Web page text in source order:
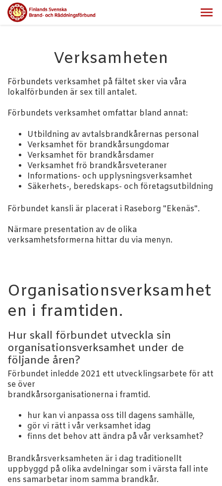
Verksamheten
Förbundets verksamhet på fältet sker via våra
lokalförbunden är sex till antalet.
Förbundets verksamhet omfattar bland annat:
Utbildning av avtalsbrandkårernas personal
Verksamhet för brandkårsungdomar
Verksamhet för brandkårsdamer
Verksamhet frö brandkårsveteraner
Informations- och upplysningsverksamhet
Säkerhets-, beredskaps- och företagsutbildning
Förbundet kansli är placerat i Raseborg "Ekenäs".
Närmare presentation av de olika
verksamhetsformerna hittar du via menyn.
Organisationsverksamhet
en i framtiden.
Hur skall förbundet utveckla sin
organisationsverksamhet under de
följande åren?
Förbundet inledde 2021 ett utvecklingsarbete för att
se över
brandkårsorganisationerna i framtid.
hur kan vi anpassa oss till dagens samhälle,
gör vi rätt i vår verksamhet idag
finns det behov att ändra på vår verksamhet?
Brandkårsverksamheten är i dag traditionellt
uppbyggd på olika avdelningar som i värsta fall inte
ens samarbetar inom samma brandkår.